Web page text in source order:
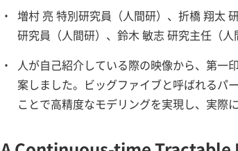
・ 増村 亮 特別研究員（人間研）、折橋 翔太
研究員（人間研）、鈴木 敏志 研究主任（
・
人が自己紹介している際の映像から、第一
案しました。ビッグファイブと呼ばれるパ
ことで高精度なモデリングを実現し、実際